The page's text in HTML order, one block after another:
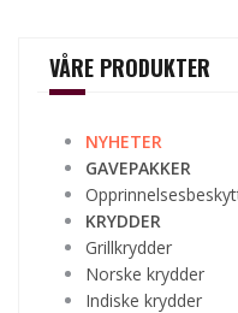
VÅRE PRODUKTER
NYHETER
GAVEPAKKER
KRYDDER
Grillkrydder
Norske krydder
Indiske krydder